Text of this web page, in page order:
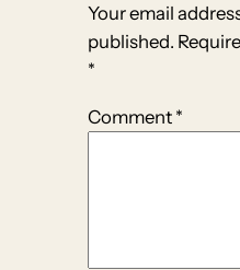
Your email
published.
*
Comment *